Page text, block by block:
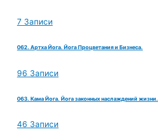
7 Записи
062. Артха Йога. Йога Процветания и Бизнеса.
96 Записи
063. Кама Йога. Йога законных наслаждений жизни.
46 Записи